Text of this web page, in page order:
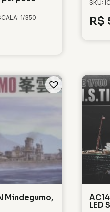
1/350
SKU:
R$
Mindegumo,
LED